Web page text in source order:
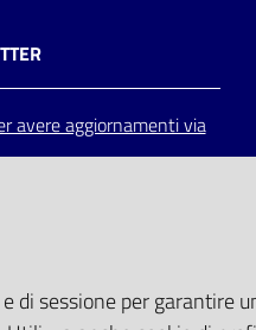
avere aggiornamenti via
di sessione per